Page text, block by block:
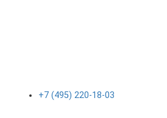
+7 (495) 220-18-03